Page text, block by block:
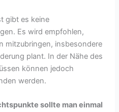
gibt es keine
Es wird empfohlen,
mitzubringen, insbesondere
plant. In der Nähe des
können jedoch
werden.
sollte man einmal